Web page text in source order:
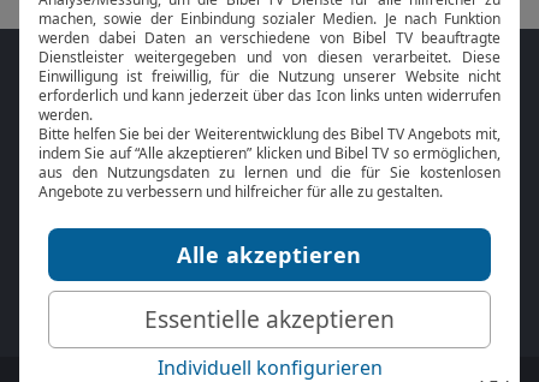
Folge MeinGottesdienst.com auf den
Sozialen Medien
Online Bibeloder derBibel-App
BibelTV können Sie die Bibeltexte während
des Gottesdienstes jederzeit mitlesen.